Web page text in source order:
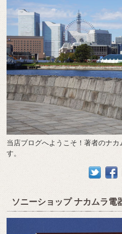
当店ブログへようこそ！著者のナ
す。
ソニーショップ ナカムラ電